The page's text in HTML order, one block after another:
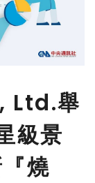
Ltd.舉
級景
燒